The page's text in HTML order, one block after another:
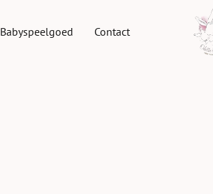
Babyspeelgoed Contact